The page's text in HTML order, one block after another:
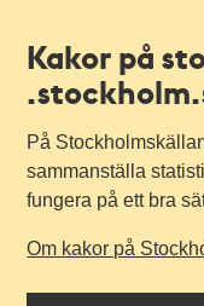
Kakor på
På
sammanställa
fungera på ett bra
Om kakor på